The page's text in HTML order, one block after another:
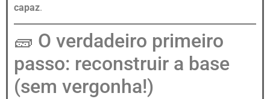
capaz.
🧱 O verdadeiro primeiro
passo: reconstruir a base
(sem vergonha!)